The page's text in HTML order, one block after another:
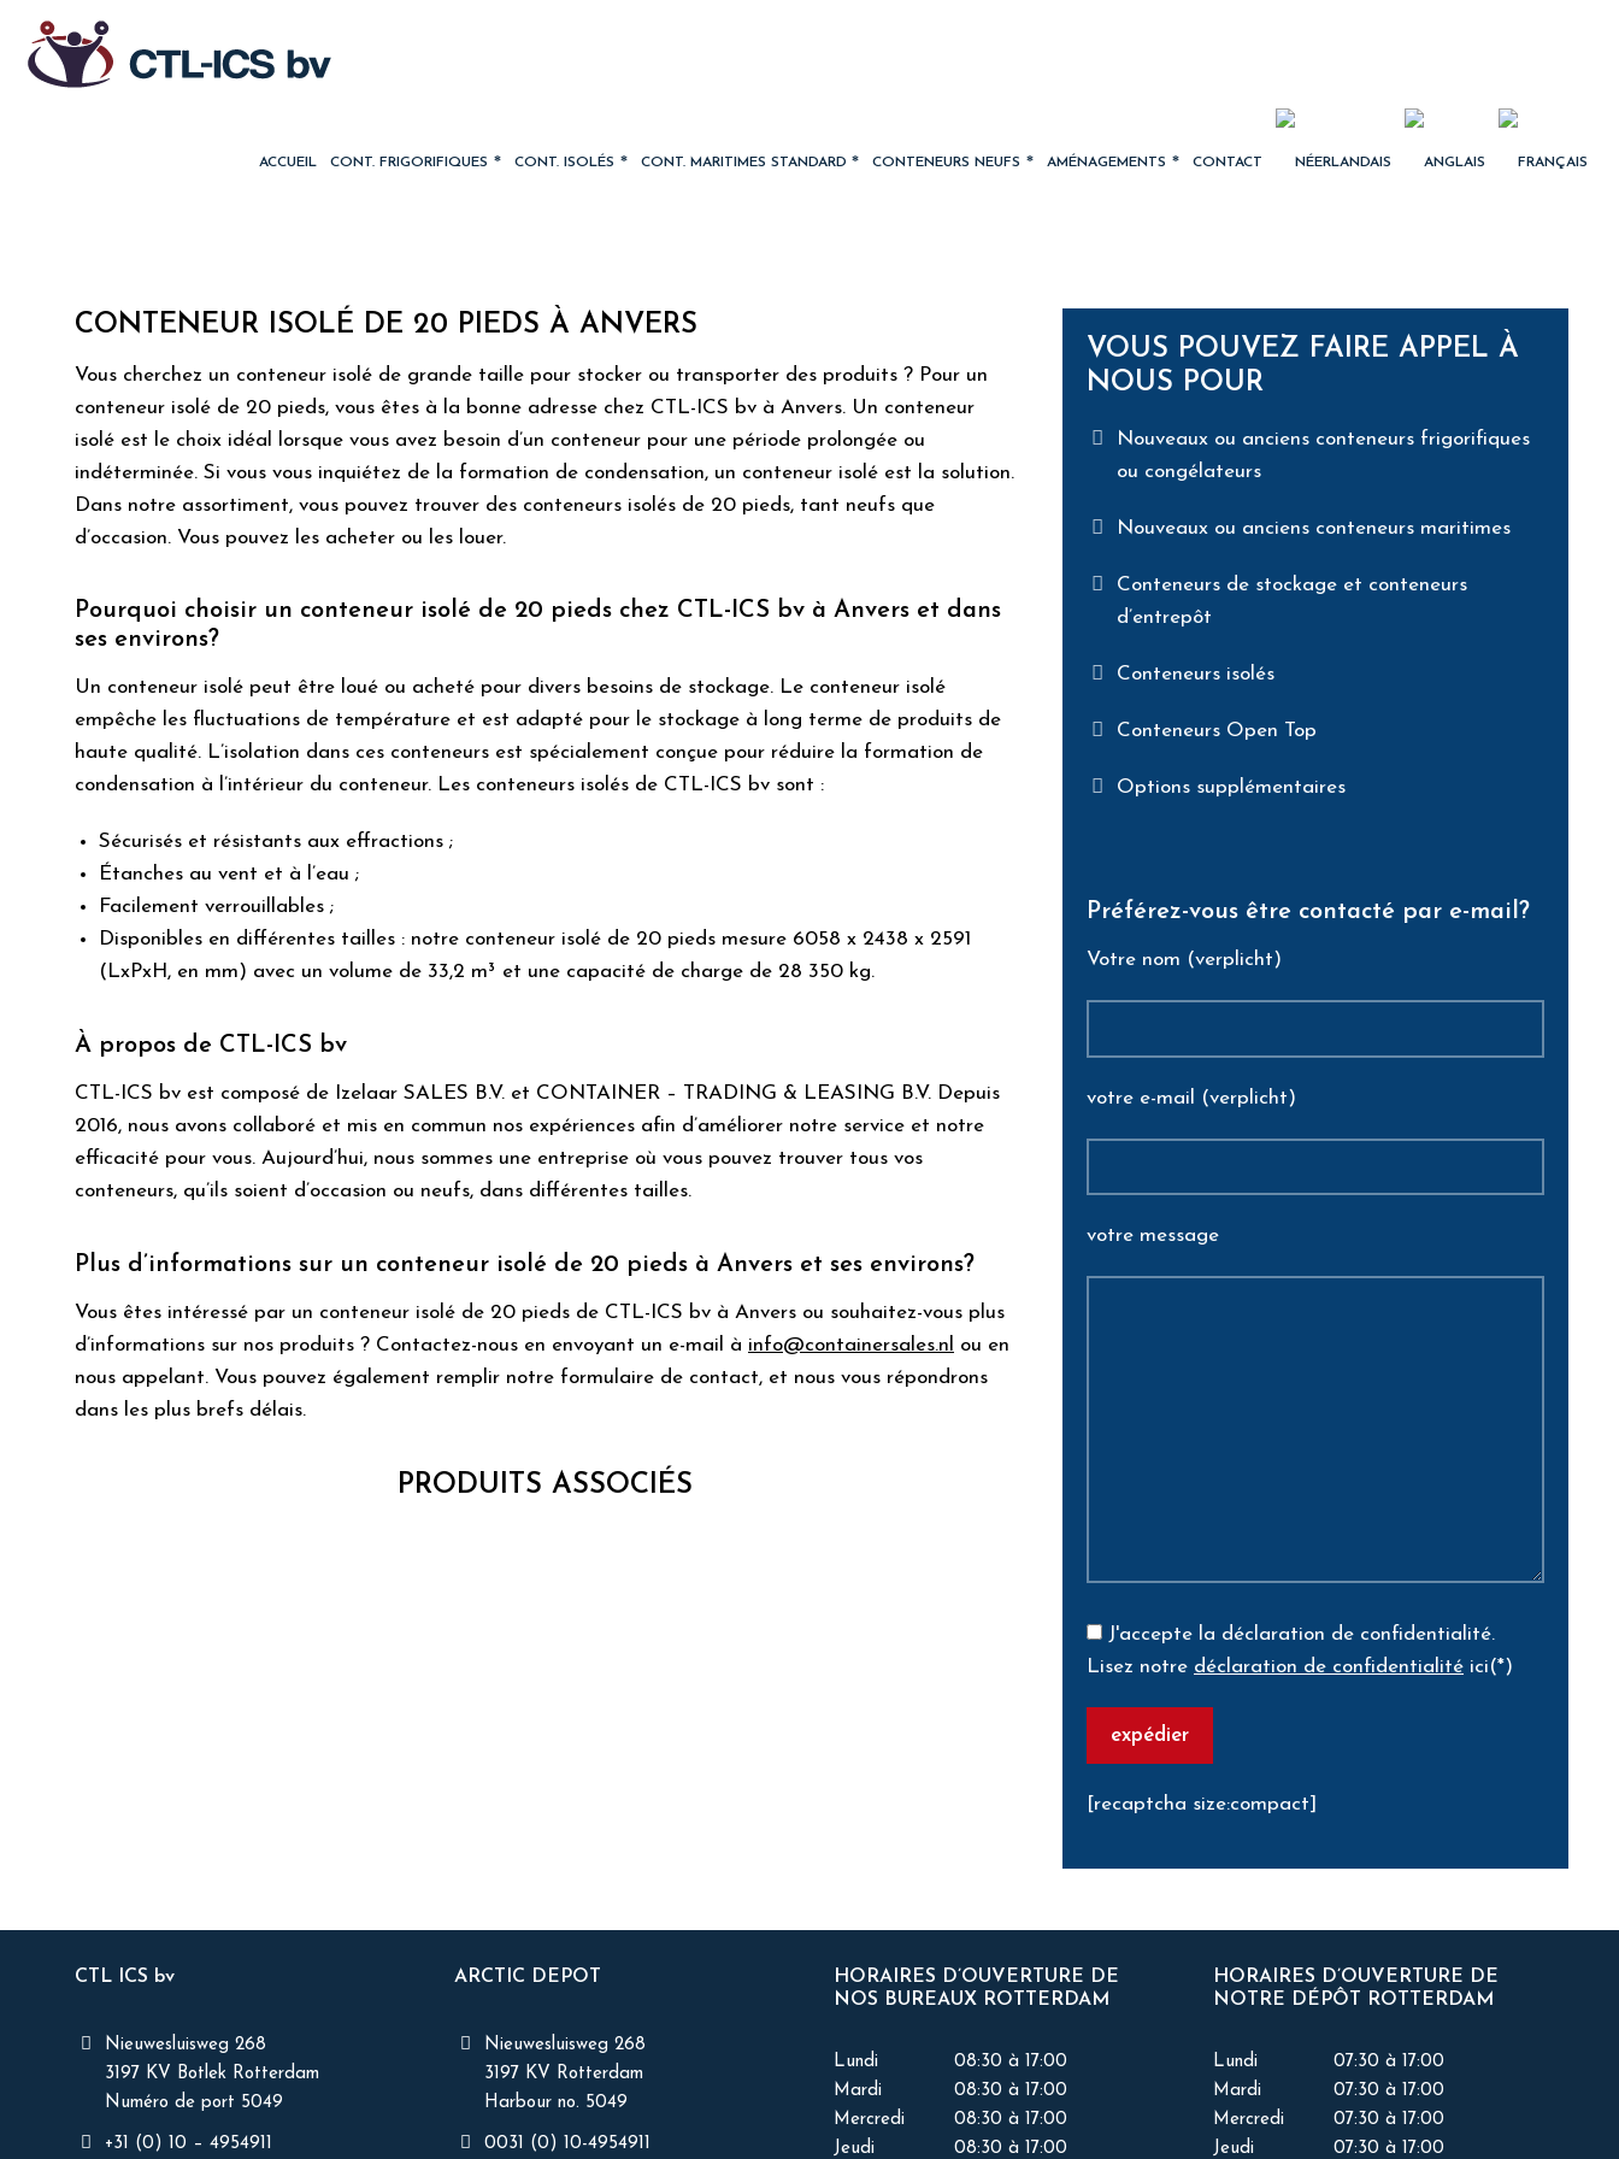
ACCUEIL CONT. FRIGORIFIQUES CONT. ISOLÉS CONT. MARITIMES STANDARD CONTENEURS NEUFS AMÉNAGEMENTS CONTACT
CONTENEUR ISOLÉ DE 20 PIEDS À ANVERS
Vous cherchez un conteneur isolé de grande taille pour stocker ou transporter des produits ? Pour un
conteneur isolé de 20 pieds, vous êtes à la bonne adresse chez CTL-ICS bv à Anvers. Un conteneur
isolé est le choix idéal lorsque vous avez besoin d’un conteneur pour une période prolongée ou
indéterminée. Si vous vous inquiétez de la formation de condensation, un conteneur isolé est la solution.
Dans notre assortiment, vous pouvez trouver des conteneurs isolés de 20 pieds, tant neufs que
d’occasion. Vous pouvez les acheter ou les louer.
Pourquoi choisir un conteneur isolé de 20 pieds chez CTL-ICS bv à Anvers et dans
ses environs?
Un conteneur isolé peut être loué ou acheté pour divers besoins de stockage. Le conteneur isolé
empêche les fluctuations de température et est adapté pour le stockage à long terme de produits de
haute qualité. L’isolation dans ces conteneurs est spécialement conçue pour réduire la formation de
condensation à l’intérieur du conteneur. Les conteneurs isolés de CTL-ICS bv sont :
Sécurisés et résistants aux effractions ;
Étanches au vent et à l’eau ;
Facilement verrouillables ;
Disponibles en différentes tailles : notre conteneur isolé de 20 pieds mesure 6058 x 2438 x 2591
(LxPxH, en mm) avec un volume de 33,2 m³ et une capacité de charge de 28 350 kg.
À propos de CTL-ICS bv
CTL-ICS bv est composé de Izelaar SALES B.V. et CONTAINER – TRADING & LEASING B.V. Depuis
2016, nous avons collaboré et mis en commun nos expériences afin d’améliorer notre service et notre
efficacité pour vous. Aujourd’hui, nous sommes une entreprise où vous pouvez trouver tous vos
conteneurs, qu’ils soient d’occasion ou neufs, dans différentes tailles.
Plus d’informations sur un conteneur isolé de 20 pieds à Anvers et ses environs?
Vous êtes intéressé par un conteneur isolé de 20 pieds de CTL-ICS bv à Anvers ou souhaitez-vous plus
d’informations sur nos produits ? Contactez-nous en envoyant un e-mail à info@containersales.nl
ou en
nous appelant. Vous pouvez également remplir notre formulaire de contact, et nous vous répondrons
dans les plus brefs délais.
PRODUITS ASSOCIÉS
VOUS POUVEZ FAIRE APPEL À
NOUS POUR
Nouveaux ou anciens conteneurs frigorifiques
ou congélateurs
Nouveaux ou anciens conteneurs maritimes
Conteneurs de stockage et conteneurs
d’entrepôt
Conteneurs isolés
Conteneurs Open Top
Options supplémentaires
Préférez-vous être contacté par e-mail?
Votre nom (verplicht)
votre e-mail (verplicht)
votre message
J'accepte la déclaration de confidentialité.
Lisez notre déclaration de confidentialité ici(*)
[recaptcha size:compact]
CTL ICS bv
Nieuwesluisweg 268
3197 KV Botlek Rotterdam
Numéro de port 5049
+31 (0) 10 – 4954911
ARCTIC DEPOT
Nieuwesluisweg 268
3197 KV Rotterdam
Harbour no. 5049
0031 (0) 10-4954911
HORAIRES D’OUVERTURE DE
NOS BUREAUX ROTTERDAM
Lundi
08:30 à 17:00
Mardi
08:30 à 17:00
Mercredi
08:30 à 17:00
Jeudi
08:30 à 17:00
HORAIRES D’OUVERTURE DE
NOTRE DÉPÔT ROTTERDAM
Lundi
07:30 à 17:00
Mardi
07:30 à 17:00
Mercredi
07:30 à 17:00
Jeudi
07:30 à 17:00